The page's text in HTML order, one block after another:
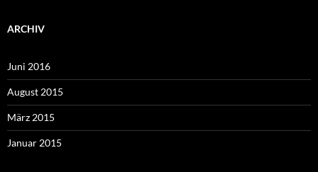
ARCHIV
Juni 2016
August 2015
März 2015
Januar 2015